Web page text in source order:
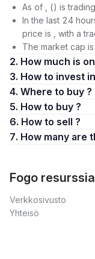
As of , () is
In the last 24
price is , with a
The market cap
2. How much is
3. How to invest
4. Where to buy ?
5. How to buy ?
6. How to sell ?
7. How
Fogo resurssia
Verkkosivusto
Yhteisö